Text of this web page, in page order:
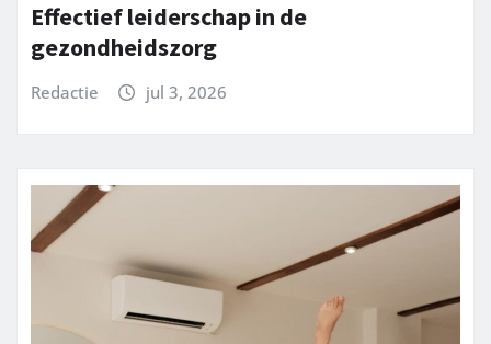
Effectief leiderschap in de
gezondheidszorg
Redactie jul 3, 2026